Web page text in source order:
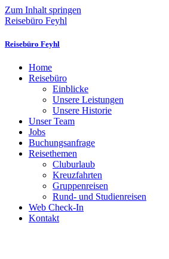
Zum Inhalt springen
Reisebüro Feyhl
Reisebüro Feyhl
Home
Reisebüro
Einblicke
Unsere Leistungen
Unsere Historie
Unser Team
Jobs
Buchungsanfrage
Reisethemen
Cluburlaub
Kreuzfahrten
Gruppenreisen
Rund- und Studienreisen
Web Check-In
Kontakt